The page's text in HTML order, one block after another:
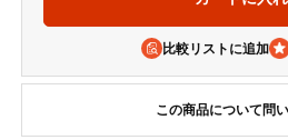
比較リストに追加
この商品について問